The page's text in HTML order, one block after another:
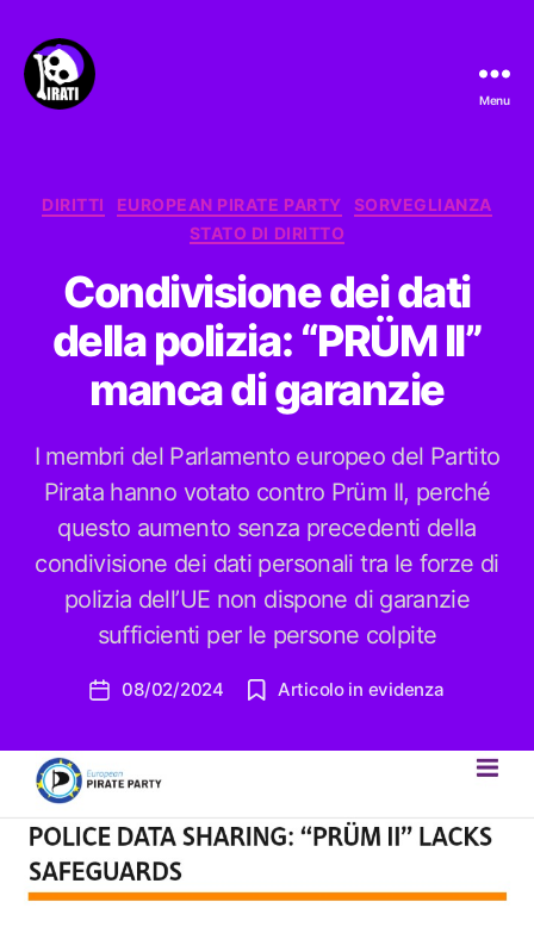
Menu
Categorie
DIRITTI EUROPEAN PIRATE PARTY
SORVEGLIANZA
STATO DI DIRITTO
Condivisione dei dati
della polizia: “PRÜM II”
manca di garanzie
I membri del Parlamento europeo del Partito
Pirata hanno votato contro Prüm II, perché
questo aumento senza precedenti della
condivisione dei dati personali tra le forze di
polizia dell’UE non dispone di garanzie
sufficienti per le persone colpite
Data08/02/2024 Articolo in evidenza